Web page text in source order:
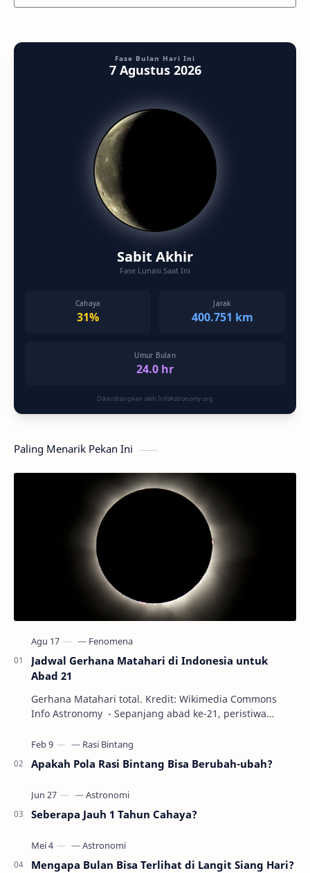
Fase Bulan Hari Ini
7 Agustus 2026
Sabit Akhir
Fase Lunasi Saat Ini
Cahaya
31%
Jarak
400.751 km
Umur Bulan
24.0 hr
Dikembangkan oleh InfoAstronomy.org
Paling Menarik Pekan Ini
Jadwal Gerhana Matahari di Indonesia untuk
Abad 21
Gerhana Matahari total. Kredit: Wikimedia Commons
Info Astronomy - Sepanjang abad ke-21, peristiwa
Apakah Pola Rasi Bintang Bisa Berubah-ubah?
Seberapa Jauh 1 Tahun Cahaya?
Mengapa Bulan Bisa Terlihat di Langit Siang Hari?